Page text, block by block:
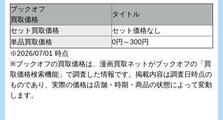
ブックオフ
買取価格
タイトル
セット買取価格
セット価格なし
単品買取価格
0円～300円
※2026/07/01 時点
※ブックオフの買取価格は、漫画買取ネットがブックオフの「買
取価格検索機能」で調査した情報です。掲載内容は調査日時点の
ものであり、実際の価格は店舗・時期・商品の状態によって変動
します。